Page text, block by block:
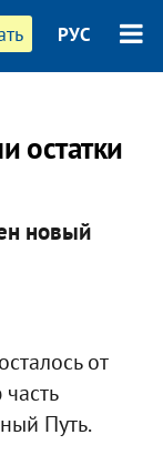
РУС
остатки
новый
от
Путь.